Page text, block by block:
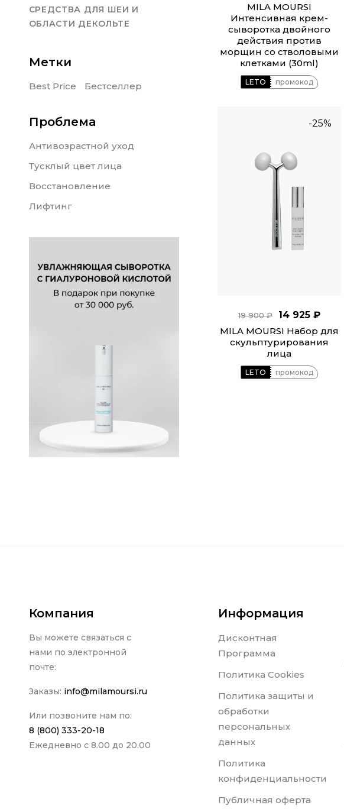
СРЕДСТВА ДЛЯ ШЕИ И
ОБЛАСТИ ДЕКОЛЬТЕ
Метки
Best Price Бестселлер
Проблема
Антивозрастной уход
Тусклый цвет лица
Восстановление
Лифтинг
MILA MOURSI
Интенсивная крем-
сыворотка двойного
действия против
морщин со стволовыми
клетками (30ml)
LETO промокод
-25%
19 900 ₽
14 925 ₽
MILA MOURSI Набор для
скульптурирования
лица
LETO промокод
Компания
Вы можете связаться с
нами по электронной
почте:
Заказы: info@milamoursi.ru
Или позвоните нам по:
8 (800) 333-20-18
Ежедневно с 8.00 до 20.00
Информация
Дисконтная
Программа
Политика Cookies
Политика защиты и
обработки
персональных
данных
Политика
конфиденциальности
Публичная оферта